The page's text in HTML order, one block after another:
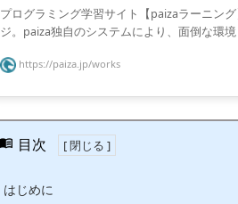
プログラミング学習サイト【paizaラーニン
ジ。paiza独自のシステムにより、面倒な環境
https://paiza.jp/works
目次
はじめに